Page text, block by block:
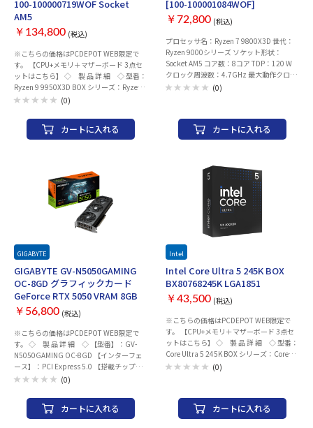
約2.01 kg 【JAN】：761345102711 【メ
ーカー】：Antec
100-100000719WOF Socket
AM5
￥134,800 (税込)
※こちらの価格はPCDEPOT WEB限定で
す。 【CPU+メモリ＋マザーボード 3点セ
ットはこちら】 ◇ 製 品 詳 細 ◇ 型番：
Ryzen 9 9950X3D BOX シリーズ：Ryzen
9000 シリーズ ソケット形状：Socket AM5
ク周波数：5.7 GHz コア数：16 スレッド
数：32 三次キャッシュ：128 MB 二次キャ
ッシュ：16 MB グラフィック機能：
番：100-100000719WOF
(0)
カートに入れる
[100-100001084WOF]
￥72,800 (税込)
プロセッサ名：Ryzen 7 9800X3D 世代：
Ryzen 9000シリーズ ソケット形状：
Socket AM5 コア数：8コア TDP：120 W
クロック周波数：4.7GHz 最大動作クロッ
ク周波数：5.2 GHz スレッド数：16 マル
Radeon Graphics AMD SocketAM5 CPU一
覧※はこちら AMD SocketAM5 マザーボー
ド一覧※はこちら AMD SocketAM5対応
トの製品一覧です。組み合わせにより非対
応のものがある場合がございます。対応を
ご確認の上ご購入下さい。
(0)
カートに入れる
GIGABYTE
GIGABYTE GV-N5050GAMING
OC-8GD グラフィックカード
GeForce RTX 5050 VRAM 8GB
￥56,800 (税込)
※こちらの価格はPCDEPOT WEB限定で
す。 ◇ 製 品 詳 細 ◇ 【型番】：GV-
N5050GAMING OC-8GD 【インターフェ
ース】：PCI Express 5.0 【搭載チップ】
・チップメーカー：NVIDIA ・グラフィッ
ック：Boost：2632 MHz 【VRAM】 ・メ
モリ規格：GDDR6 ・メモリ容量：8GB ・
メモリ速度：20 Gbps ・メモリバス幅：
(0)
カートに入れる
Intel
Intel Core Ultra 5 245K BOX
BX80768245K LGA1851
￥43,500 (税込)
※こちらの価格はPCDEPOT WEB限定で
す。 【CPU+メモリ＋マザーボード 3点セ
ットはこちら】 ◇ 製 品 詳 細 ◇ 型番：
Core Ultra 5 245K BOX シリーズ：Core
Ultra Processors (Series 2) ソケット形
ック周波数 ・Pコア：5.2 GHz ・Eコア：
4.6 GHz コア数：14 (6P+8E) スレッド
数：14 三次キャッシュ：24 MB 二次キャ
(0)
カートに入れる